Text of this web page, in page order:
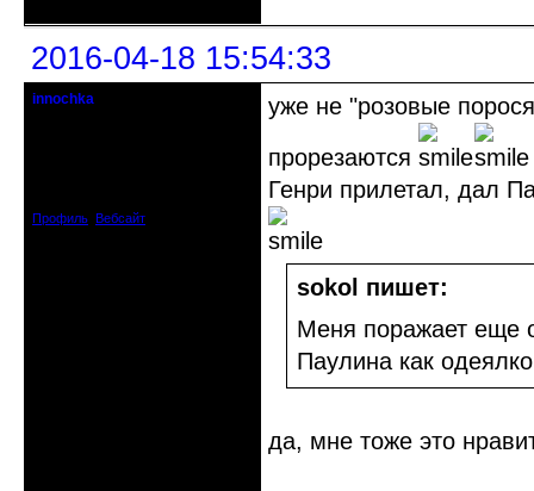
2016-04-18 15:54:33
innochka
Профиль Вебсайт
уже не "розовые
прорезаются
Генри прилетал, дал
sokol пишет:
Меня поражает еще
Паулина как
да, мне тоже это